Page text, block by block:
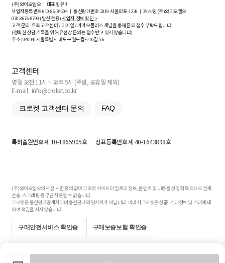
(주)와이오엘오 ㅣ 대표 황유미
사업자등록번호610-86-34204ㅣ 통신판매번호 2019-서울마포-1239 ㅣ 호스팅 (주)와이오엘오
070-8676-8799 (발신 전용)사업자 정보 확인 >
고객 문의: 우측 고객센터 / 이메일 / 카카오플러스 채널을 통해 문의 접수 부탁드립니다.
(정확한 상담 기록을 위해 유선상 문의는 접수받고 있지 않습니다)
주소 [04004] 서울특별시 마포구 월드컵로10길5-6
고객센터
평일 오전 11시 ~ 오후 5시 (주말, 공휴일 제외)
E-mail : info@croket.co.kr
크로켓 고객센터 문의 FAQ
특허출원번호제 10-1865905호 상표등록번호제 40-1643898호
(주)와이오엘오의 사전 서면 동의 없이 크로켓 사이트의 일체의 정보, 콘텐츠 및 UI등을 상업적 목적으로 전재,
전송, 스크래핑 등 무단 사용할 수 없습니다.
크로켓은 통신판매중개자이며 통신판매의 당사자가 아닙니다. 따라서 크로켓은 상품·거래정보 및 거래에 대
하여 책임을 지지 않습니다.
구매안전서비스 확인증 구매보증보험 확인증